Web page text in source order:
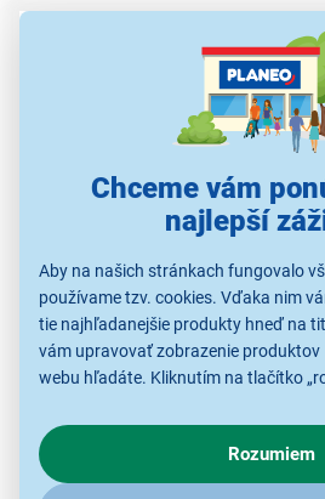
Chceme vám
najlepší
Aby na našich stránkach fungovalo
používame tzv. cookies. Vďaka nim
tie najhľadanejšie produkty hneď na
vám upravovať zobrazenie
webu hľadáte. Kliknutím na tlačítko
o chovaní na webe pre zobrazovaní
V prípade že vás zaujímajú detaily, ako
ďalšími údaji pracujeme, kliknitesem.
Rozumiem
Pravidelnými aktualizáciami
neustále pridávané nové funkcie,